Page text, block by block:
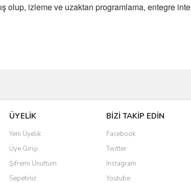
olup, izleme ve uzaktan programlama, entegre
ÜYELİK
Yeni Üyelik
Üye Girişi
Şifremi Unuttum
Sepetiniz
BİZİ TAKİP EDİN
Facebook
Twitter
Instagram
Youtube